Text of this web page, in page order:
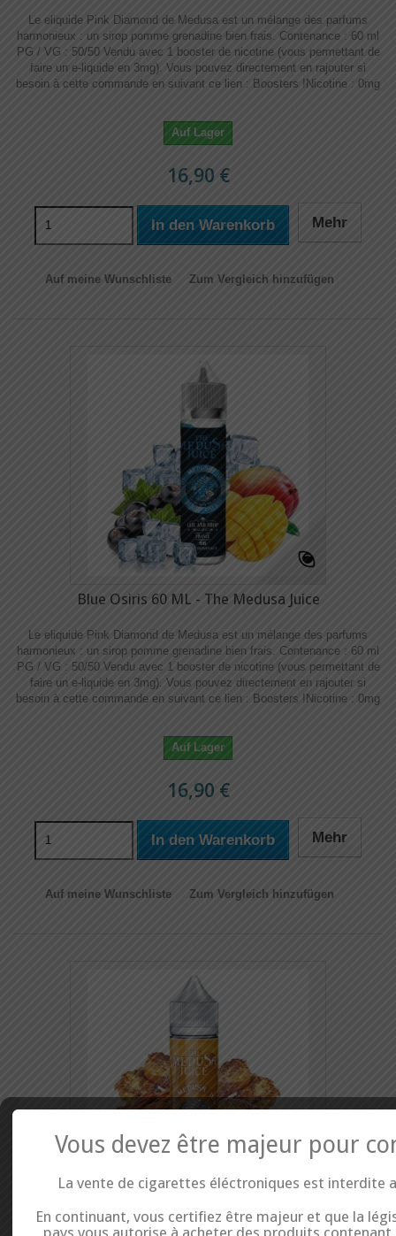
Le eliquide Pink Diamond de Medusa est un mélange des parfums
harmonieux : un sirop pomme grenadine bien frais. Contenance : 60 ml
PG / VG : 50/50 Vendu avec 1 booster de nicotine (vous permettant de
faire un e-liquide en 3mg). Vous pouvez directement en rajouter si
besoin à cette commande en suivant ce lien : Boosters !​​ Nicotine : 0mg
Auf Lager
16,90 €
In den Warenkorb Mehr
Auf meine Wunschliste Zum Vergleich hinzufügen
Blue Osiris 60 ML - The Medusa Juice
Le eliquide Pink Diamond de Medusa est un mélange des parfums
harmonieux : un sirop pomme grenadine bien frais. Contenance : 60 ml
PG / VG : 50/50 Vendu avec 1 booster de nicotine (vous permettant de
faire un e-liquide en 3mg). Vous pouvez directement en rajouter si
besoin à cette commande en suivant ce lien : Boosters !​​ Nicotine : 0mg
Auf Lager
16,90 €
In den Warenkorb Mehr
Auf meine Wunschliste Zum Vergleich hinzufügen
Cinema 60 ML - The Medusa Juice
Vous devez être majeur pour
La vente de cigarettes éléctroniques est interdite
En continuant, vous certifiez être majeur et que la
pays vous autorise à acheter des produits contenant